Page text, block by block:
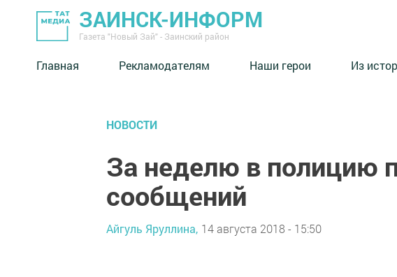
ЗАИНСК-ИНФОРМ
Газета "Новый Зай" - Заинский район
Главная Рекламодателям Наши герои Из
НОВОСТИ
За неделю в полицию
сообщений
Айгуль Яруллина, 14 августа 2018 - 15:50